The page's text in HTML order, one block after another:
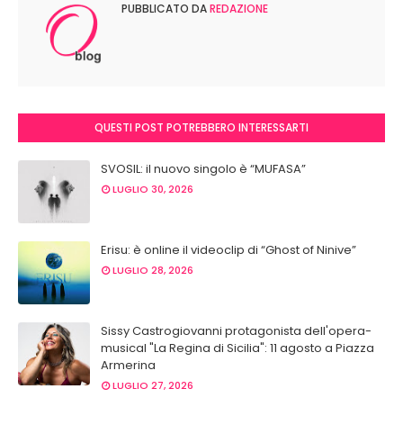
PUBBLICATO DAREDAZIONE
QUESTI POST POTREBBERO INTERESSARTI
SVOSIL: il nuovo singolo è “MUFASA”
LUGLIO 30, 2026
Erisu: è online il videoclip di “Ghost of Ninive”
LUGLIO 28, 2026
Sissy Castrogiovanni protagonista dell'opera-
musical "La Regina di Sicilia": 11 agosto a Piazza
Armerina
LUGLIO 27, 2026